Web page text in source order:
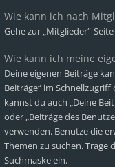
Wie kann ich nach
Gehe zur „Mitglieder“-
Wie kann ich meine
Deine eigenen Beiträge
Beiträge“ im
kannst du auch „Deine
oder „Beiträge des
verwenden. Benutze die
Themen zu suchen.
Suchmaske ein.